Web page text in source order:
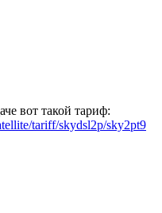
вот такой тариф:
tariff/skydsl2p/sky2pt9